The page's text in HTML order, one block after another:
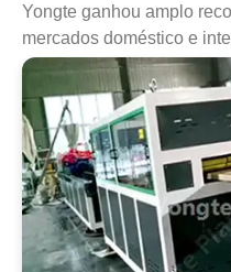
Yongte ganhou amplo
mercados doméstico e